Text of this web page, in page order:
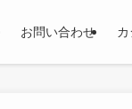
お問い合わせ